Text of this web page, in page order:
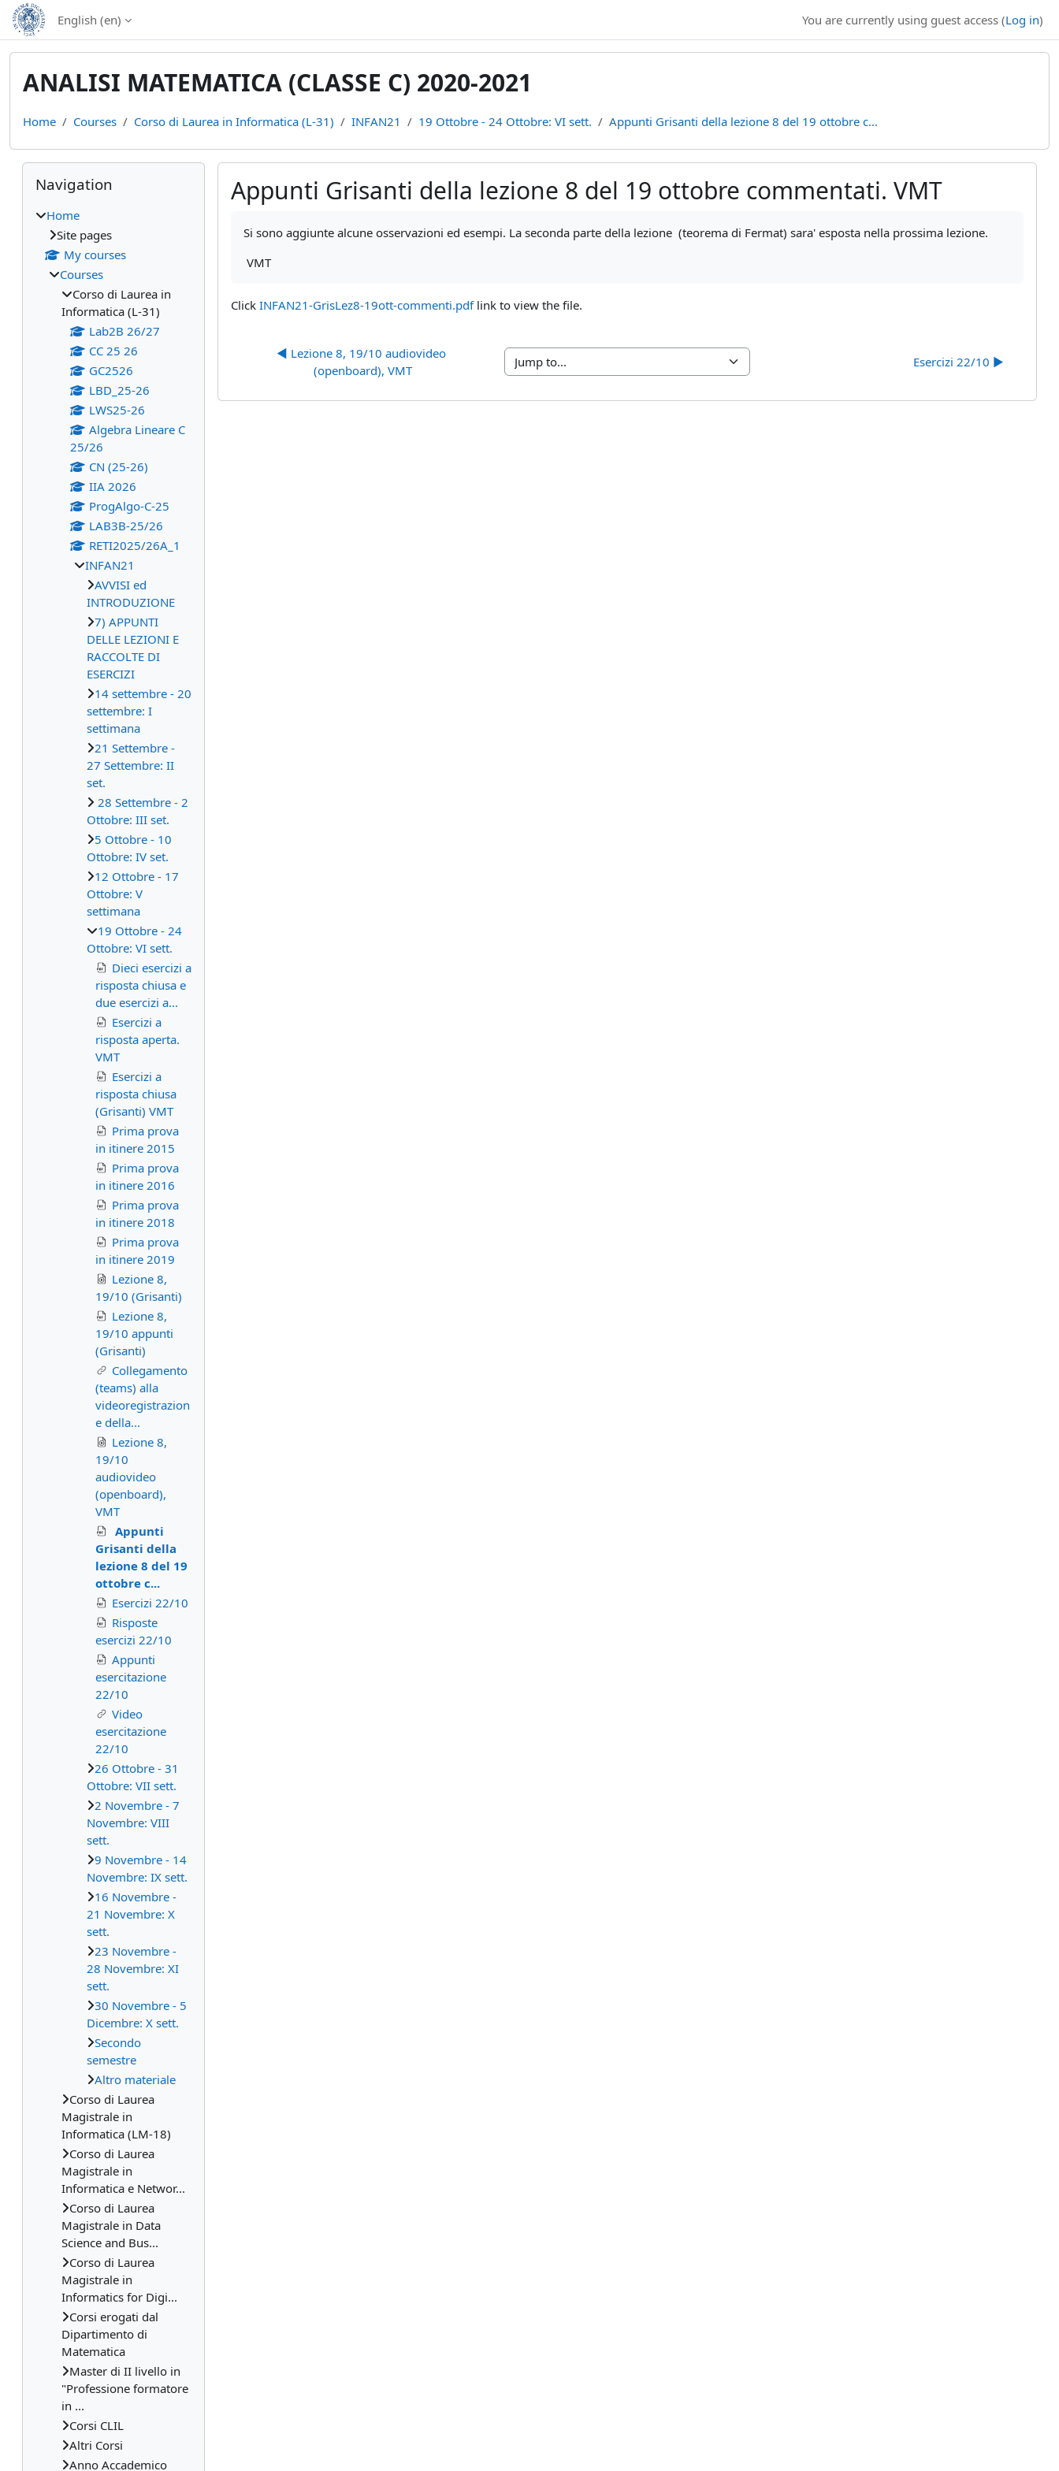
Skip to main content
English ‎(en)‎ You are currently using guest access (Log in)
ANALISI MATEMATICA (CLASSE C) 2020-2021
Home Courses Corso di Laurea in Informatica (L-31) INFAN21 19 Ottobre - 24 Ottobre: VI sett. Appunti Grisanti della lezione 8 del 19 ottobre c...
Appunti Grisanti della lezione 8 del 19 ottobre commentati. VMT
Si sono aggiunte alcune osservazioni ed esempi. La seconda parte della lezione (teorema di Fermat) sara' esposta nella prossima lezione.
VMT
Click INFAN21-GrisLez8-19ott-commenti.pdflink to view the file.
◀︎ Lezione 8, 19/10 audiovideo
(openboard), VMT
Jump to... Esercizi 22/10 ▶︎
Blocks
Skip Navigation
Navigation
Home
Site pages
My courses
Courses
Corso di Laurea in
Informatica (L-31)
Lab2B 26/27
CC 25 26
GC2526
LBD_25-26
LWS25-26
Algebra Lineare C
25/26
CN (25-26)
IIA 2026
ProgAlgo-C-25
LAB3B-25/26
RETI2025/26A_1
INFAN21
AVVISI ed
INTRODUZIONE
7) APPUNTI
DELLE LEZIONI E
RACCOLTE DI
ESERCIZI
14 settembre - 20
settembre: I
settimana
21 Settembre -
27 Settembre: II
set.
28 Settembre - 2
Ottobre: III set.
5 Ottobre - 10
Ottobre: IV set.
12 Ottobre - 17
Ottobre: V
settimana
19 Ottobre - 24
Ottobre: VI sett.
Dieci esercizi a
risposta chiusa e
due esercizi a...
Esercizi a
risposta aperta.
VMT
Esercizi a
risposta chiusa
(Grisanti) VMT
Prima prova
in itinere 2015
Prima prova
in itinere 2016
Prima prova
in itinere 2018
Prima prova
in itinere 2019
Lezione 8,
19/10 (Grisanti)
Lezione 8,
19/10 appunti
(Grisanti)
Collegamento
(teams) alla
videoregistrazion
e della...
Lezione 8,
19/10
audiovideo
(openboard),
VMT
Appunti
Grisanti della
lezione 8 del 19
ottobre c...
Esercizi 22/10
Risposte
esercizi 22/10
Appunti
esercitazione
22/10
Video
esercitazione
22/10
26 Ottobre - 31
Ottobre: VII sett.
2 Novembre - 7
Novembre: VIII
sett.
9 Novembre - 14
Novembre: IX sett.
16 Novembre -
21 Novembre: X
sett.
23 Novembre -
28 Novembre: XI
sett.
30 Novembre - 5
Dicembre: X sett.
Secondo
semestre
Altro materiale
Corso di Laurea
Magistrale in
Informatica (LM-18)
Corso di Laurea
Magistrale in
Informatica e Networ...
Corso di Laurea
Magistrale in Data
Science and Bus...
Corso di Laurea
Magistrale in
Informatics for Digi...
Corsi erogati dal
Dipartimento di
Matematica
Master di II livello in
"Professione formatore
in ...
Corsi CLIL
Altri Corsi
Anno Accademico